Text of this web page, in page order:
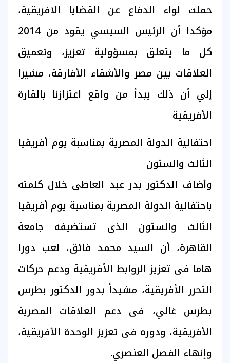
حملت لواء الدفاع عن القضايا الافريقية،
مؤكدا أن الرئيس السيسي يقود من 2014
كل ما يتعلق بمسؤولية تعزيز، وتعميق
العلاقات بين مصر والأشقاء الأفارقة، مشيرا
إلي أن ذلك يبدأ من واقع اعتزازنا بالقارة
الأفريقية
احتفالية الدولة المصرية بمناسبة يوم أفريقيا
الثالث والستون
وأضاف الدكتور بدر عبد العاطى خلال كلمته
باحتفالية الدولة المصرية بمناسبة يوم أفريقيا
الثالث والستون الذى تستضيفه جامعة
القاهرة، أن السيد محمد فائق، لعب دورا
هاما فى تعزيز الروابط الأفريقية ودعم حركات
التحرر الأفريقية، مشيداً بدور الدكتور بطرس
بطرس غالي، فى دعم العلاقات المصرية
الأفريقية، ودوره فى تعزيز الوحدة الأفريقية،
وإنهاء الفصل العنصري.